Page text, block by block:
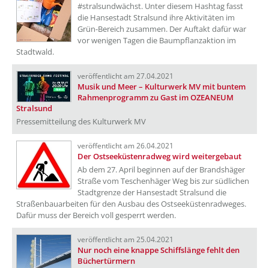
#stralsundwächst. Unter diesem Hashtag fasst
die Hansestadt Stralsund ihre Aktivitäten im
Grün-Bereich zusammen. Der Auftakt dafür war
vor wenigen Tagen die Baumpflanzaktion im
Stadtwald.
veröffentlicht am 27.04.2021
Musik und Meer – Kulturwerk MV mit buntem
Rahmenprogramm zu Gast im OZEANEUM
Stralsund
Pressemitteilung des Kulturwerk MV
veröffentlicht am 26.04.2021
Der Ostseeküstenradweg wird weitergebaut
Ab dem 27. April beginnen auf der Brandshäger
Straße vom Teschenhäger Weg bis zur südlichen
Stadtgrenze der Hansestadt Stralsund die
Straßenbauarbeiten für den Ausbau des Ostseeküstenradweges.
Dafür muss der Bereich voll gesperrt werden.
veröffentlicht am 25.04.2021
Nur noch eine knappe Schiffslänge fehlt den
Büchertürmern